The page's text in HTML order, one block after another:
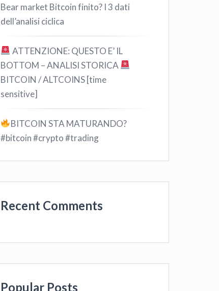
Bear market Bitcoin finito? I 3 dati
dell’analisi ciclica
ATTENZIONE: QUESTO E’ IL
BOTTOM – ANALISI STORICA
BITCOIN / ALTCOINS [time
sensitive]
BITCOIN STA MATURANDO?
#bitcoin #crypto #trading
Recent Comments
Popular Posts